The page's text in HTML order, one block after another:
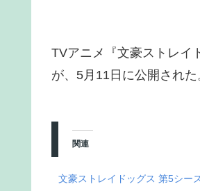
TVアニメ『文豪ストレイ
が、5月11日に公開された
関連
文豪ストレイドッグス 第5シー